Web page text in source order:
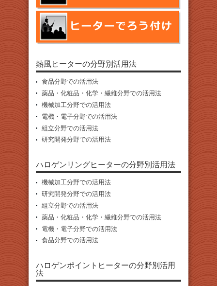
熱風ヒーターの分野別活用法
食品分野での活用法
薬品・化粧品・化学・繊維分野での活用法
機械加工分野での活用法
電機・電子分野での活用法
組立分野での活用法
研究開発分野での活用法
ハロゲンリングヒーターの分野別活用法
機械加工分野での活用法
研究開発分野での活用法
組立分野での活用法
薬品・化粧品・化学・繊維分野での活用法
電機・電子分野での活用法
食品分野での活用法
ハロゲンポイントヒーターの分野別活用
法